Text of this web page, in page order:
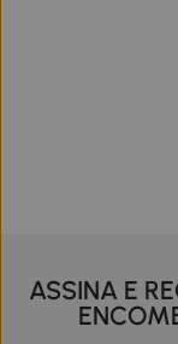
ASSINA E